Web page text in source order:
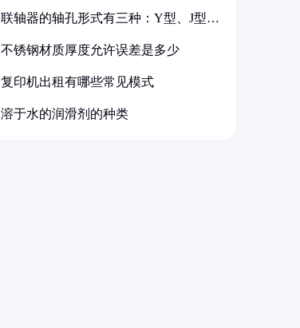
联轴器的轴孔形式有三种：Y型、J型、
不锈钢材质厚度允许误差是多少
复印机出租有哪些常见模式
溶于水的润滑剂的种类